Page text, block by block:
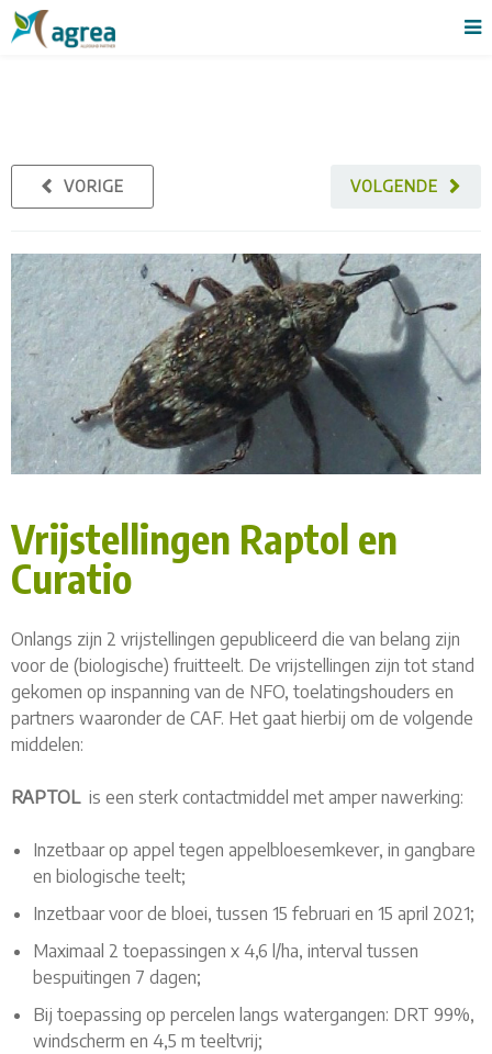
VOLGENDE
VORIGE
Vrijstellingen Raptol en
Curatio
Onlangs zijn 2 vrijstellingen gepubliceerd die van belang zijn
voor de (biologische) fruitteelt. De vrijstellingen zijn tot stand
gekomen op inspanning van de NFO, toelatingshouders en
partners waaronder de CAF. Het gaat hierbij om de volgende
middelen:
RAPTOLis een sterk contactmiddel met amper nawerking:
Inzetbaar op appel tegen appelbloesemkever, in gangbare
en biologische teelt;
Inzetbaar voor de bloei, tussen 15 februari en 15 april 2021;
Maximaal 2 toepassingen x 4,6 l/ha, interval tussen
bespuitingen 7 dagen;
Bij toepassing op percelen langs watergangen: DRT 99%,
windscherm en 4,5 m teeltvrij;